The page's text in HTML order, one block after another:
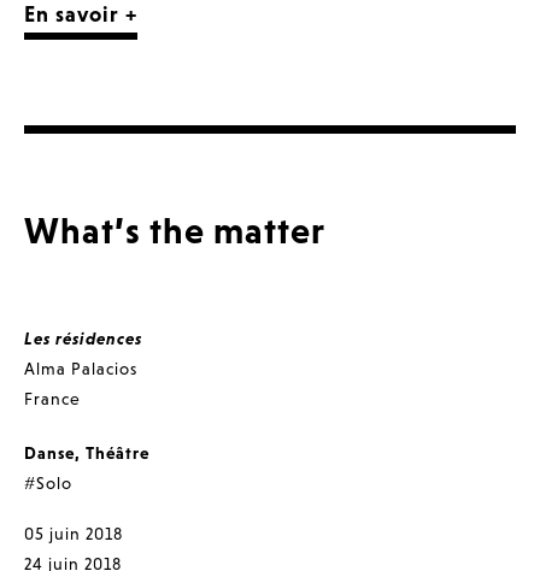
En savoir +
What’s the matter
Les résidences
Alma Palacios
France
Danse, Théâtre
#Solo
05 juin 2018
24 juin 2018